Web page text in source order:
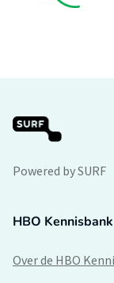
Powered by SURF
HBO Kennisbank
Over de HBO